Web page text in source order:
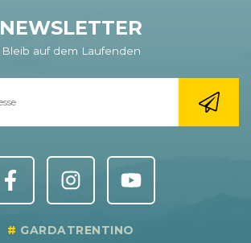
NEWSLETTER
Bleib auf dem Laufenden
GARDATRENTINO